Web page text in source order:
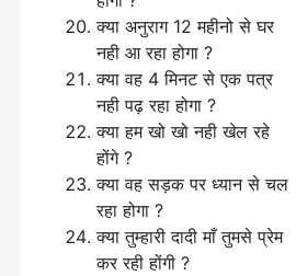
क्या अनुराग 12 महीनो से घर
नही आ रहा होगा ?
क्या वह 4 मिनट से एक पत्र
नही पढ़ रहा होगा ?
क्या हम खो खो नही खेल रहे
होंगे ?
क्या वह सड़क पर ध्यान से चल
रहा होगा ?
क्या तुम्हारी दादी माँ तुमसे प्रेम
कर रही होंगी ?